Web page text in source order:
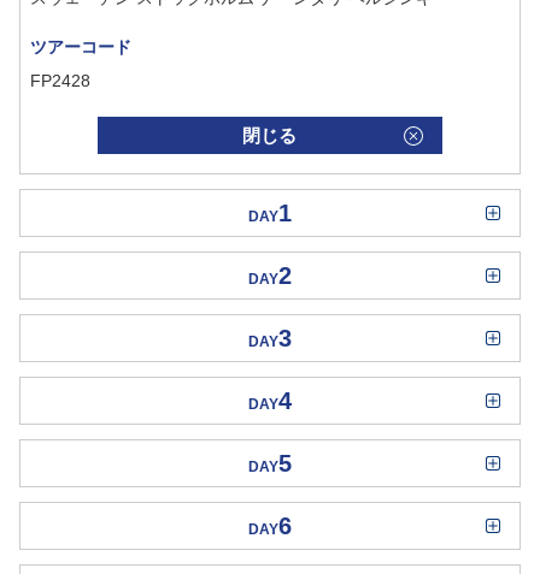
ツアーコード
FP2428
閉じる
DAY1
DAY2
DAY3
DAY4
DAY5
DAY6